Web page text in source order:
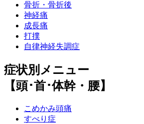
骨折・骨折後
神経痛
成長痛
打撲
自律神経失調症
症状別メニュー
【頭･首･体幹・腰】
こめかみ頭痛
すべり症